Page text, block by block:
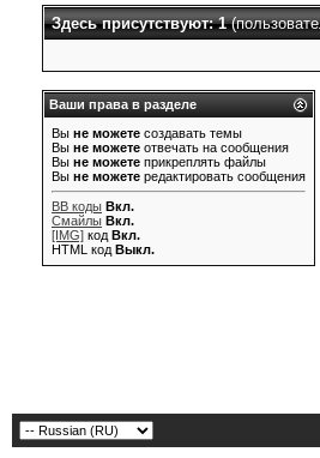
Здесь присутствуют: 1
Ваши права в разделе
Вы не можете создавать темы
Вы не можете отвечать на сообщения
Вы не можете прикреплять файлы
Вы не можете редактировать сообщения
BB коды Вкл.
Смайлы Вкл.
[IMG] код Вкл.
HTML код Выкл.